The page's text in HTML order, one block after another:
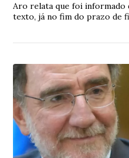
Aro relata que foi informado
texto, já no fim do prazo de